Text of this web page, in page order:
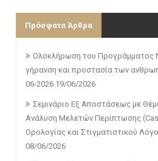
Πρόσφατα Άρθρα
Ολοκλήρωση του Προγράμματος
γήρανση και προστασία των
06-2026 19/06/2026
Σεμινάριο Εξ Αποστάσεως με
Ανάλυση Μελετών Περίπτωσης
Ορολογίας και Στιγματιστικού
08/06/2026